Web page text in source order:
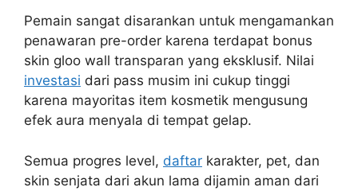
Pemain sangat disarankan untuk mengamankan
penawaran pre-order karena terdapat bonus
skin gloo wall transparan yang eksklusif. Nilai
investasi dari pass musim ini cukup tinggi
karena mayoritas item kosmetik mengusung
efek aura menyala di tempat gelap.
Semua progres level, daftar karakter, pet, dan
skin senjata dari akun lama dijamin aman dari